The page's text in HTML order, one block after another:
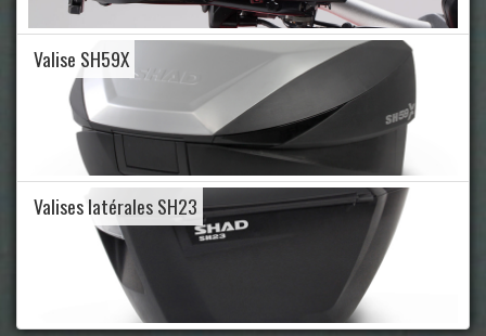
Valise SH59X
Valises latérales SH23